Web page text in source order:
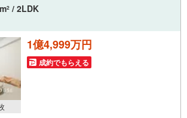
2 / 2LDK
1億4,999万円
成約でもらえる